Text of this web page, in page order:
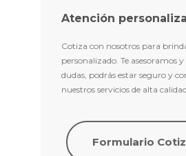
Atención
Cotiza con nosotros para
personalizado. Te asesoramos
dudas, podrás estar seguro y
nuestros servicios de alta
Formulario